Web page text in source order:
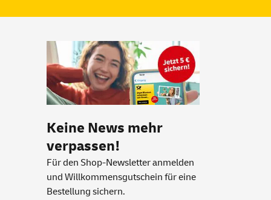
Keine News mehr
verpassen!
Für den Shop-Newsletter anmelden
und Willkommensgutschein für eine
Bestellung sichern.